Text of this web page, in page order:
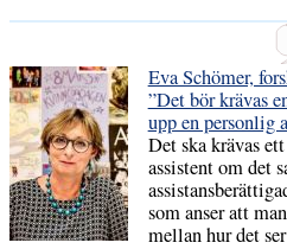
Eva Schömer,
”Det bör krävas
upp en personlig
Det ska krävas
assistent om det
som anser att
mellan hur det